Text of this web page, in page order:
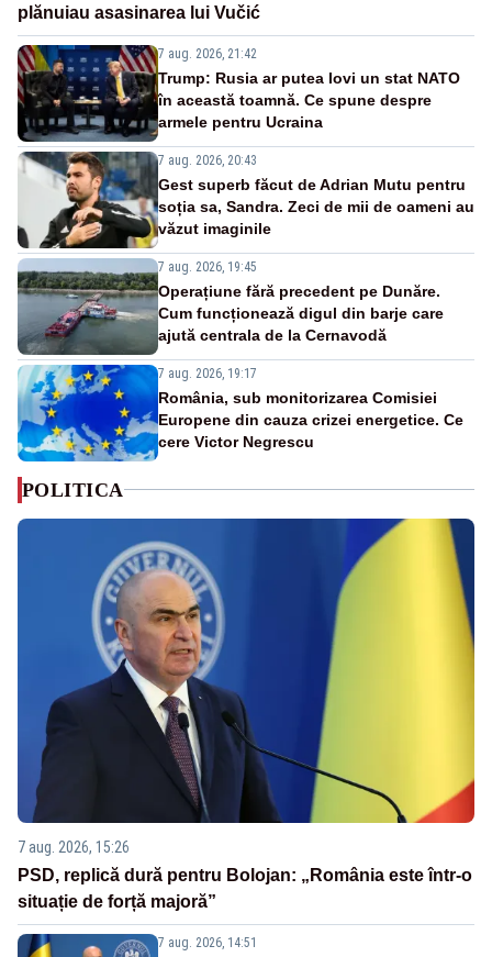
plănuiau asasinarea lui Vučić
7 aug. 2026, 21:42
Trump: Rusia ar putea lovi un stat NATO
în această toamnă. Ce spune despre
armele pentru Ucraina
7 aug. 2026, 20:43
Gest superb făcut de Adrian Mutu pentru
soția sa, Sandra. Zeci de mii de oameni au
văzut imaginile
7 aug. 2026, 19:45
Operațiune fără precedent pe Dunăre.
Cum funcționează digul din barje care
ajută centrala de la Cernavodă
7 aug. 2026, 19:17
România, sub monitorizarea Comisiei
Europene din cauza crizei energetice. Ce
cere Victor Negrescu
POLITICA
7 aug. 2026, 15:26
PSD, replică dură pentru Bolojan: „România este într-o
situație de forță majoră”
7 aug. 2026, 14:51